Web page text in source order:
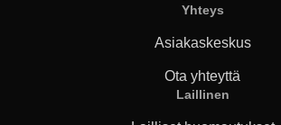
Yhteys
Asiakaskeskus
Ota yhteyttä
Laillinen